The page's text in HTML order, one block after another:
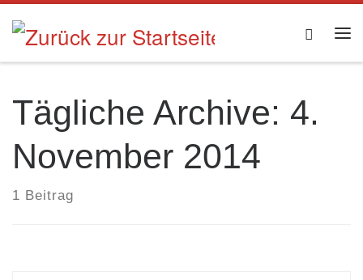
Zum Inhalt springen Search
Tägliche Archive: 4.
November 2014
1 Beitrag